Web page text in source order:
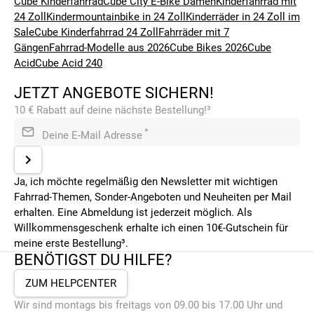
24 Zoll Kindermountainbike in 24 Zoll Kinderräder in 24 Zoll im
SaleCube Kinderfahrrad 24 Zoll Fahrräder mit 7
GängenFahrrad-Modelle aus 2026Cube Bikes 2026Cube
AcidCube Acid 240
JETZT ANGEBOTE SICHERN!
10 € Rabatt auf deine nächste Bestellung!³
Deine E-Mail Adresse *
Ja, ich möchte regelmäßig den Newsletter mit wichtigen
Fahrrad-Themen, Sonder-Angeboten und Neuheiten per Mail
erhalten. Eine Abmeldung ist jederzeit möglich. Als
Willkommensgeschenk erhalte ich einen 10€-Gutschein für
meine erste Bestellung³.
BENÖTIGST DU HILFE?
ZUM HELPCENTER
Wir sind montags bis freitags von 09.00 bis 17.00 Uhr und